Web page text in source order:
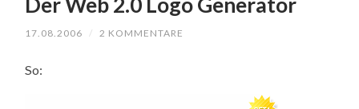
17.08.2006 / 2 KOMMENTARE
So: